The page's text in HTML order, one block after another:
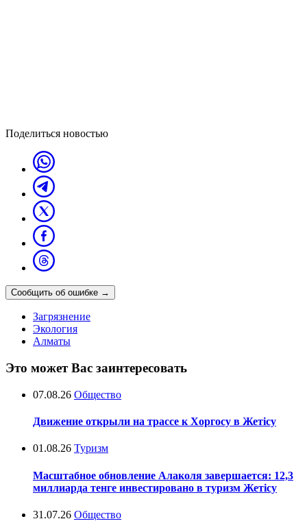
Поделиться новостью
Сообщить об ошибке →
Загрязнение
Экология
Алматы
Это может Вас заинтересовать
07.08.26 Общество
Движение открыли на трассе к Хоргосу в Жетісу
01.08.26 Туризм
Масштабное обновление Алаколя завершается: 12,3
миллиарда тенге инвестировано в туризм Жетісу
31.07.26 Общество